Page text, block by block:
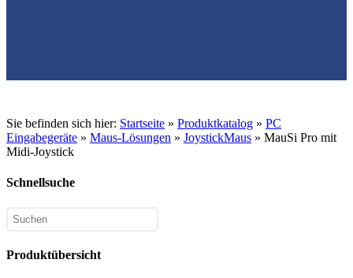
Sie befinden sich hier: Startseite » Produktkatalog » PC
Eingabegeräte » Maus-Lösungen » JoystickMaus » MauSi Pro mit
Midi-Joystick
Schnellsuche
Produktübersicht